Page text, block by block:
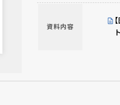
資料内容